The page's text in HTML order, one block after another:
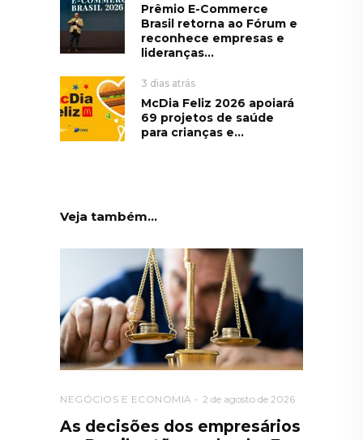
Prêmio E-Commerce
Brasil retorna ao Fórum e
reconhece empresas e
lideranças...
3 dias atrás
McDia Feliz 2026 apoiará
69 projetos de saúde
para crianças e...
Veja também...
NEGÓCIOS E ECONOMIA 2 de agosto de 2026
As decisões dos empresários